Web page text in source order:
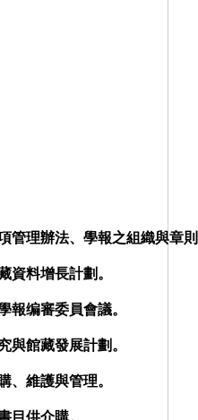
管理辦法、學報之組織與章
資料增長計劃。
報编審委員會議。
與館藏發展計劃。
、維護與管理。